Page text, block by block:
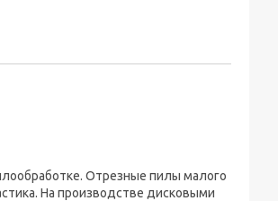
Отрезные пилы малого
На производстве дисковыми